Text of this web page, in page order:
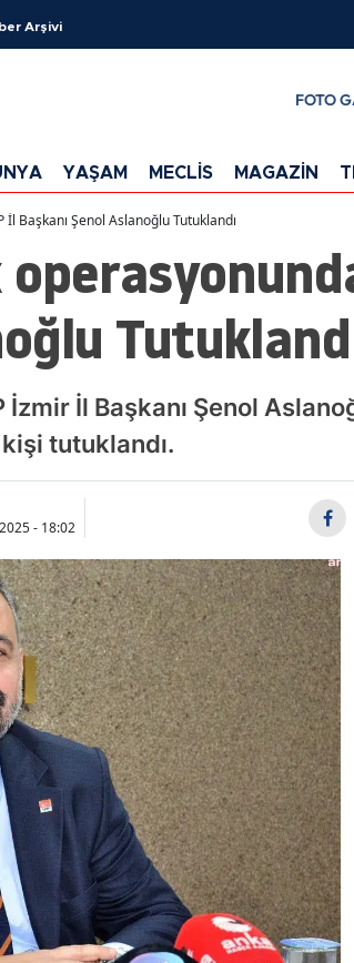
Arşivi
FOTO
YAŞAM MECLİS MAGAZİN
Başkanı Şenol Aslanoğlu Tutuklandı
İl Başkanı Şenol
tutuklandı.
- 18:02